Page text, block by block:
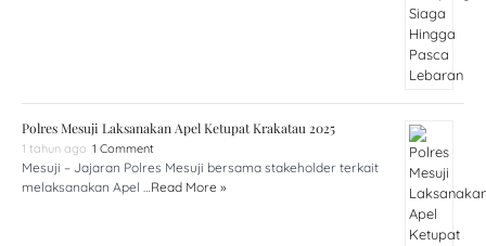
Polres Mesuji Laksanakan Apel Ketupat Krakatau 2025
1 tahun ago 1 Comment
Mesuji – Jajaran Polres Mesuji bersama stakeholder terkait
melaksanakan Apel …Read More »